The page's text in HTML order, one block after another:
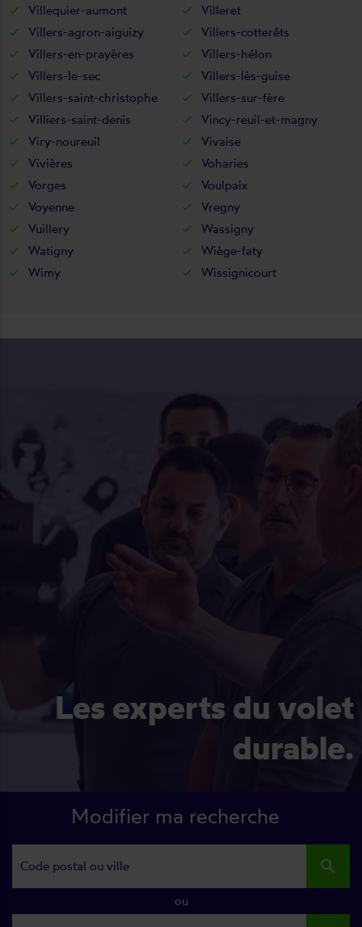
Villequier-aumont
Villeret
Villers-agron-aiguizy
Villers-cotterêts
Villers-en-prayères
Villers-hélon
Villers-le-sec
Villers-lès-guise
Villers-saint-christophe
Villers-sur-fère
Villiers-saint-denis
Vincy-reuil-et-magny
Viry-noureuil
Vivaise
Vivières
Voharies
Vorges
Voulpaix
Voyenne
Vregny
Vuillery
Wassigny
Watigny
Wiège-faty
Wimy
Wissignicourt
Les experts du volet
durable.
Modifier ma recherche
search
ou